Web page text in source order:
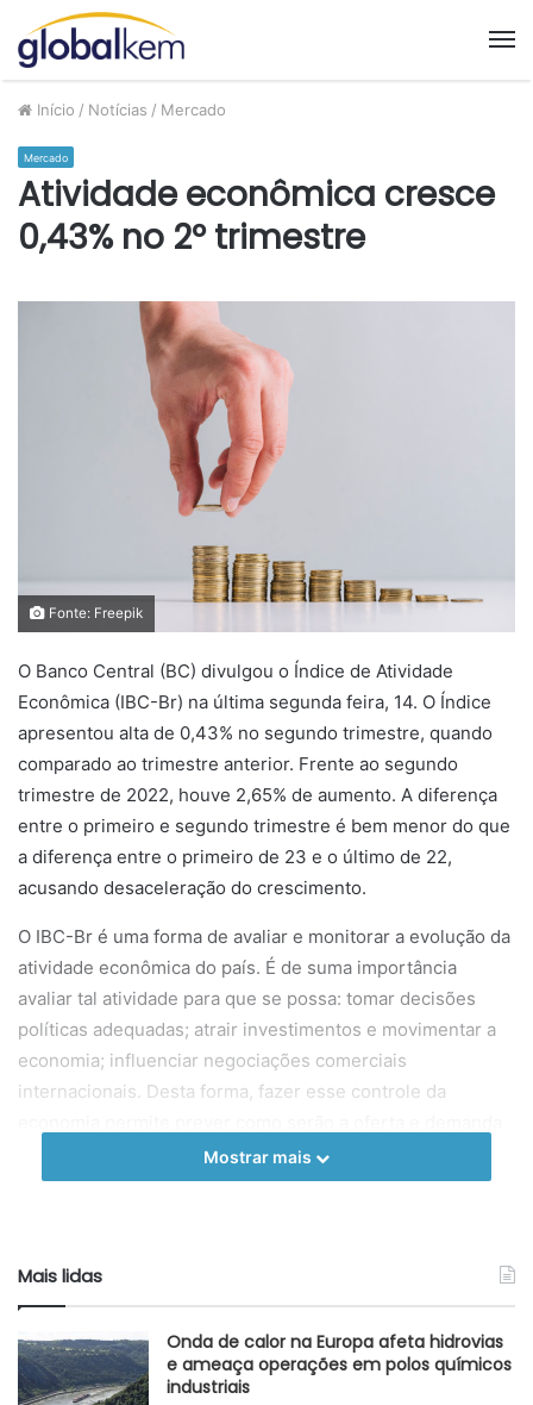
Início / Notícias / Mercado
Mercado
Atividade econômica cresce
0,43% no 2º trimestre
Fonte: Freepik
O Banco Central (BC) divulgou o Índice de Atividade
Econômica (IBC-Br) na última segunda feira, 14. O Índice
apresentou alta de 0,43% no segundo trimestre, quando
comparado ao trimestre anterior. Frente ao segundo
trimestre de 2022, houve 2,65% de aumento. A diferença
entre o primeiro e segundo trimestre é bem menor do que
a diferença entre o primeiro de 23 e o último de 22,
acusando desaceleração do crescimento.
O IBC-Br é uma forma de avaliar e monitorar a evolução da
atividade econômica do país. É de suma importância
avaliar tal atividade para que se possa: tomar decisões
políticas adequadas; atrair investimentos e movimentar a
economia; influenciar negociações comerciais
internacionais. Desta forma, fazer esse controle da
de diversos produtos industriais, incluindo os insumos
químicos.
Etiquetas
Mostrar mais
Mais lidas
Onda de calor na Europa afeta hidrovias
e ameaça operações em polos químicos
industriais